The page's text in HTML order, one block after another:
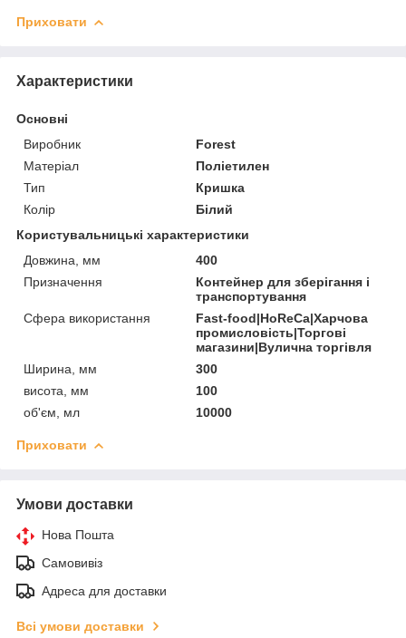
Приховати
Характеристики
Основні
Виробник
Forest
Матеріал
Поліетилен
Тип
Кришка
Колір
Білий
Користувальницькі характеристики
Довжина, мм
400
Призначення
Контейнер для зберігання і
транспортування
Сфера використання
Fast-food|HoReCa|Харчова
промисловість|Торгові
магазини|Вулична торгівля
Ширина, мм
300
висота, мм
100
об'єм, мл
10000
Приховати
Умови доставки
Нова Пошта
Самовивіз
Адреса для доставки
Всі умови доставки